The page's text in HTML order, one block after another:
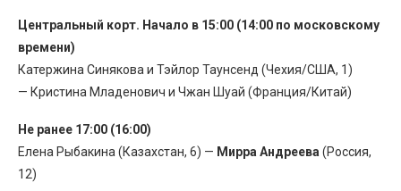
Центральный корт. Начало в 15:00 (14:00 по московскому
времени)
Катержина Синякова и Тэйлор Таунсенд (Чехия/США, 1)
— Кристина Младенович и Чжан Шуай (Франция/Китай)
Не ранее 17:00 (16:00)
Елена Рыбакина (Казахстан, 6) — Мирра Андреева (Россия,
12)